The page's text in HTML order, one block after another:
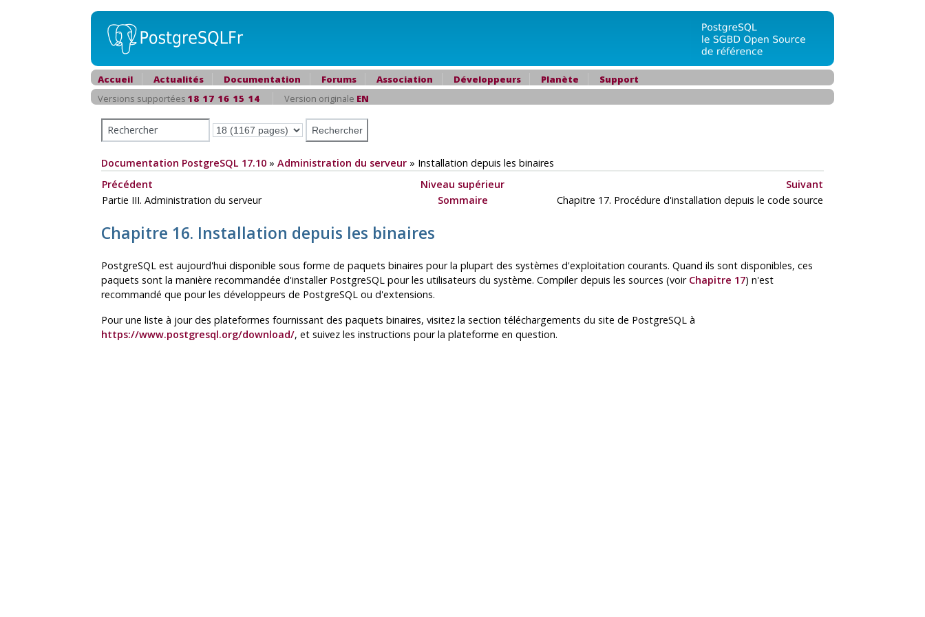
Accueil Actualités Documentation Forums Association Développeurs Planète
Support
Versions supportées 18 17 16 15 14 Version originale EN
Documentation PostgreSQL 17.10 » Administration du serveur » Installation depuis les binaires
Précédent
Niveau supérieur
Suivant
Partie III. Administration du serveur
Sommaire Chapitre 17. Procédure d'installation depuis le code source
Chapitre 16. Installation depuis les binaires
PostgreSQL est aujourd'hui disponible sous forme de paquets binaires pour la plupart des systèmes d'exploitation courants. Quand ils sont disponibles, ces
paquets sont la manière recommandée d'installer PostgreSQL pour les utilisateurs du système. Compiler depuis les sources (voir Chapitre 17) n'est
recommandé que pour les développeurs de PostgreSQL ou d'extensions.
Pour une liste à jour des plateformes fournissant des paquets binaires, visitez la section téléchargements du site de PostgreSQL à
https://www.postgresql.org/download/, et suivez les instructions pour la plateforme en question.